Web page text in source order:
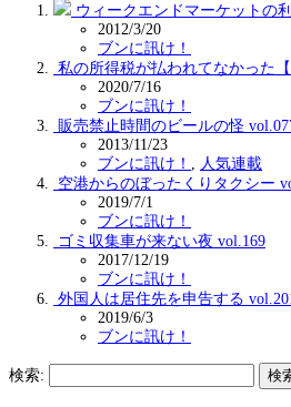
ウィークエンドマーケットの
2012/3/20
ブンに訊け！
私の所得税が払われてなかった
2020/7/16
ブンに訊け！
販売禁止時間のビールの怪
2013/11/23
ブンに訊け！
人気連載
空港からのぼったくりタクシー
2019/7/1
ブンに訊け！
ゴミ収集車が来ない夜 vol.169
2017/12/19
ブンに訊け！
外国人は居住先を申告する
2019/6/3
ブンに訊け！
検索: